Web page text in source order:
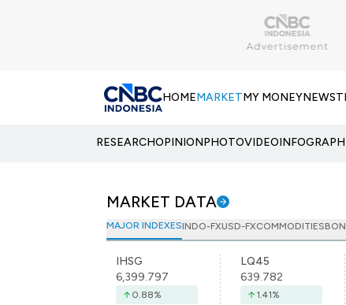
HOMEMARKETMY MONEYNEWS
RESEARCHOPINIONPHOTOVIDEO
MARKET DATA
MAJOR INDEXESINDO-FXUSD-FXCOMMODITIES
IHSG
6,399.797
0.88%
LQ45
639.782
1.41%